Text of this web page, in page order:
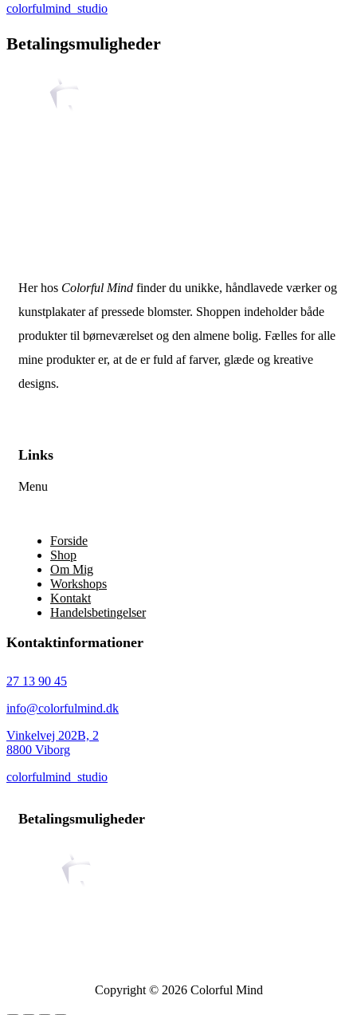
colorfulmind_studio
Betalingsmuligheder
Her hos Colorful Mind finder du unikke, håndlavede værker og
kunstplakater af pressede blomster. Shoppen indeholder både
produkter til børneværelset og den almene bolig. Fælles for alle
mine produkter er, at de er fuld af farver, glæde og kreative
designs.
Links
Menu
Forside
Shop
Om Mig
Workshops
Kontakt
Handelsbetingelser
Kontaktinformationer
27 13 90 45
info@colorfulmind.dk
Vinkelvej 202B, 2
8800 Viborg
colorfulmind_studio
Betalingsmuligheder
Copyright © 2026 Colorful Mind